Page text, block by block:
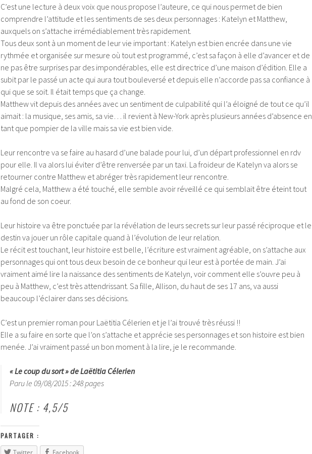
C’est une lecture à deux voix que nous propose l’auteure, ce qui nous permet de bien
comprendre l’attitude et les sentiments de ses deux personnages : Katelyn et Matthew,
auxquels on s’attache irrémédiablement très rapidement.
Tous deux sont à un moment de leur vie important : Katelyn est bien encrée dans une vie
rythmée et organisée sur mesure où tout est programmé, c’est sa façon à elle d’avancer et de
ne pas être surprises par des impondérables, elle est directrice d’une maison d’édition. Elle a
subit par le passé un acte qui aura tout bouleversé et depuis elle n’accorde pas sa confiance à
qui que se soit. Il était temps que ça change.
Matthew vit depuis des années avec un sentiment de culpabilité qui l’a éloigné de tout ce qu’il
aimait : la musique, ses amis, sa vie… il revient à New-York après plusieurs années d’absence en
tant que pompier de la ville mais sa vie est bien vide.
Leur rencontre va se faire au hasard d’une balade pour lui, d’un départ professionnel en rdv
pour elle. Il va alors lui éviter d’être renversée par un taxi. La froideur de Katelyn va alors se
retourner contre Matthew et abréger très rapidement leur rencontre.
Malgré cela, Matthew a été touché, elle semble avoir réveillé ce qui semblait être éteint tout
au fond de son coeur.
Leur histoire va être ponctuée par la révélation de leurs secrets sur leur passé réciproque et le
destin va jouer un rôle capitale quand à l’évolution de leur relation.
Le récit est touchant, leur histoire est belle, l’écriture est vraiment agréable, on s’attache aux
personnages qui ont tous deux besoin de ce bonheur qui leur est à portée de main. J’ai
vraiment aimé lire la naissance des sentiments de Katelyn, voir comment elle s’ouvre peu à
peu à Matthew, c’est très attendrissant. Sa fille, Allison, du haut de ses 17 ans, va aussi
beaucoup l’éclairer dans ses décisions.
C’est un premier roman pour Laëtitia Célerien et je l’ai trouvé très réussi !!
Elle a su faire en sorte que l’on s’attache et apprécie ses personnages et son histoire est bien
menée. J’ai vraiment passé un bon moment à la lire, je le recommande.
« Le coup du sort » de Laëtitia Célerien
Paru le 09/08/2015 : 248 pages
NOTE : 4,5/5
PARTAGER :
Twitter
Facebook